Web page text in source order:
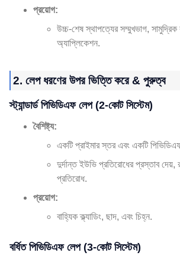
প্রয়োগ:
উচ্চ-শেষ স্থাপত্যের সম্মুখভাগ, সামুদ্রিক
অ্যাপ্লিকেশন.
2. লেপ ধরণের উপর ভিত্তি করে & পুরুত্ব
স্ট্যান্ডার্ড পিভিডিএফ লেপ (2-কোট সিস্টেম)
বৈশিষ্ট্য:
একটি প্রাইমার স্তর এবং একটি
দুর্দান্ত ইউভি প্রতিরোধের প্রস্তাব দেয়,
প্রতিরোধ.
প্রয়োগ:
বাহ্যিক ক্ল্যাডিং, ছাদ, এবং চিহ্ন.
বর্ধিত পিভিডিএফ লেপ (3-কোট সিস্টেম)